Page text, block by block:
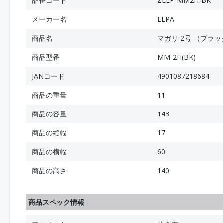
メーカー名
ELPA
商品名
マガリ 2号 （ブラッ
商品型番
MM-2H(BK)
JANコード
4901087218684
商品の重量
11
商品の容量
143
商品の縦幅
17
商品の横幅
60
商品の高さ
140
商品スペック情報